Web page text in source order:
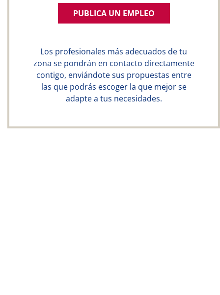
PUBLICA UN EMPLEO
Los profesionales más adecuados de tu
zona se pondrán en contacto directamente
contigo, enviándote sus propuestas entre
las que podrás escoger la que mejor se
adapte a tus necesidades.